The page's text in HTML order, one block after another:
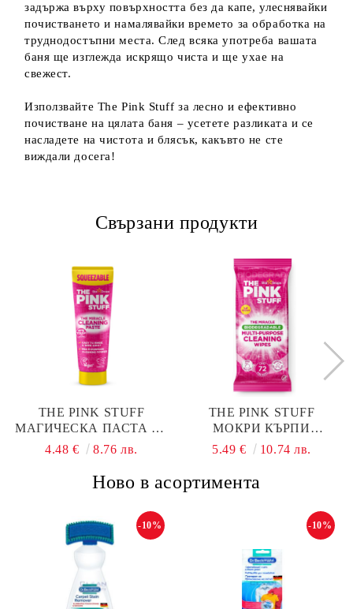
задържа върху повърхността без да капе, улеснявайки
почистването и намалявайки времето за обработка на
труднодостъпни места. След всяка употреба вашата
баня ще изглежда искрящо чиста и ще ухае на
свежест.
Използвайте The Pink Stuff за лесно и ефективно
почистване на цялата баня – усетете разликата и се
насладете на чистота и блясък, какъвто не сте
виждали досега!
Свързани продукти
THE PINK STUFF
МАГИЧЕСКА ПАСТА ЗА
ПОЧИСТВАНЕ 300ГР.
4.48 € 8.76 лв.
THE PINK STUFF
МОКРИ КЪРПИ
MULTIPURPOSE 72БР
5.49 € 10.74 лв.
Ново в асортимента
-10% -10%